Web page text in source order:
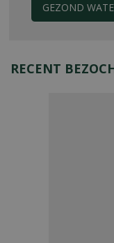
GEZOND
RECENT